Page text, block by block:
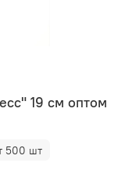
19 см оптом
500 шт